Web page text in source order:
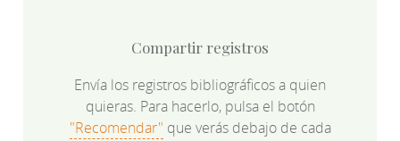
Compartir registros
Envía los registros bibliográficos a quien
quieras. Para hacerlo, pulsa el botón
"Recomendar" que verás debajo de cada